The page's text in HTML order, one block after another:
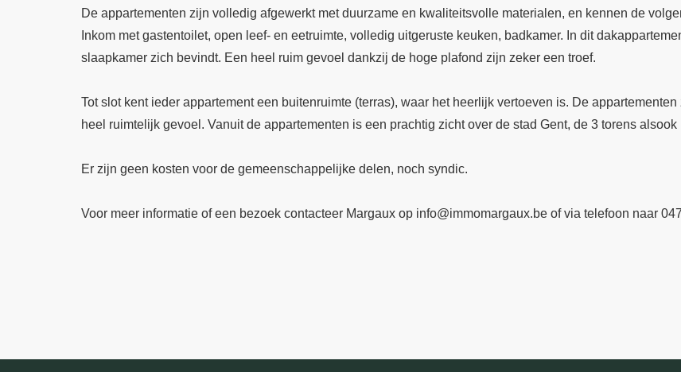
De appartementen zijn volledig afgewerkt met duurzame en kwaliteitsvolle materialen, en kennen de
Inkom met gastentoilet, open leef- en eetruimte, volledig uitgeruste keuken, badkamer. In dit
slaapkamer zich bevindt. Een heel ruim gevoel dankzij de hoge plafond zijn zeker een troef.
Tot slot kent ieder appartement een buitenruimte (terras), waar het heerlijk vertoeven is. De
heel ruimtelijk gevoel. Vanuit de appartementen is een prachtig zicht over de stad Gent, de 3 torens alsook
Er zijn geen kosten voor de gemeenschappelijke delen, noch syndic.
Voor meer informatie of een bezoek contacteer Margaux op info@immomargaux.be of via telefoon naar